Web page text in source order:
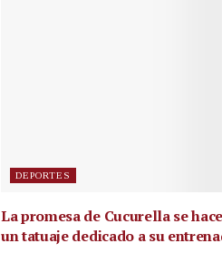
DEPORTES
La promesa de Cucurella se
un tatuaje dedicado a su